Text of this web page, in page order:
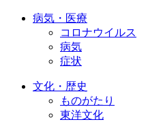
病気・医療
コロナウイルス
病気
症状
文化・歴史
ものがたり
東洋文化